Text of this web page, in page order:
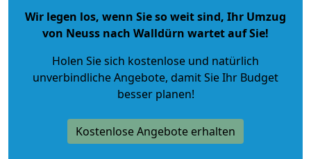
Wir legen los, wenn Sie so weit sind, Ihr Umzug
von Neuss nach Walldürn wartet auf Sie!
Holen Sie sich kostenlose und natürlich
unverbindliche Angebote, damit Sie Ihr Budget
besser planen!
Kostenlose Angebote erhalten